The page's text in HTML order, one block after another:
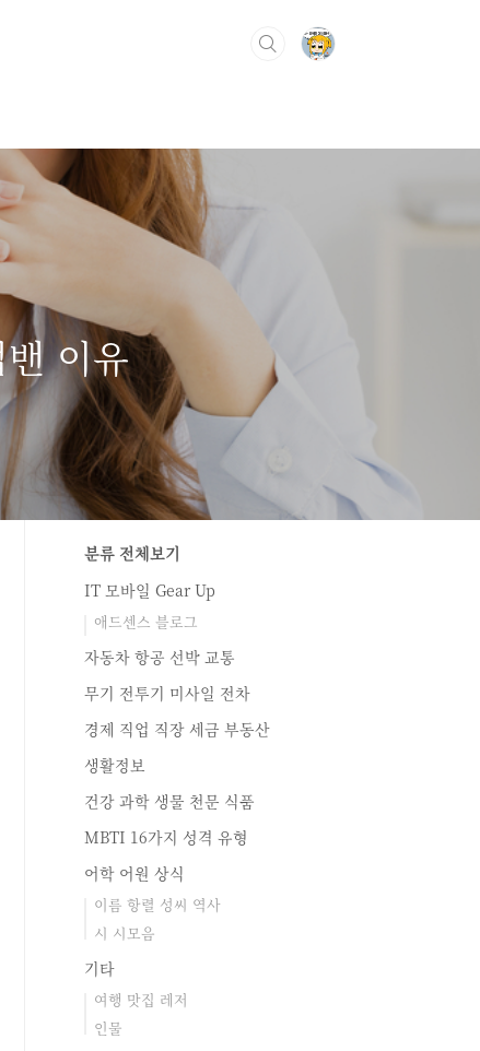
이유
분류 전체보기
IT 모바일 Gear Up
애드센스 블로그
자동차 항공 선박 교통
무기 전투기 미사일 전차
경제 직업 직장 세금 부동산
생활정보
건강 과학 생물 천문 식품
MBTI 16가지 성격 유형
어학 어원 상식
이름 항렬 성씨 역사
시 시모음
기타
여행 맛집 레저
인물